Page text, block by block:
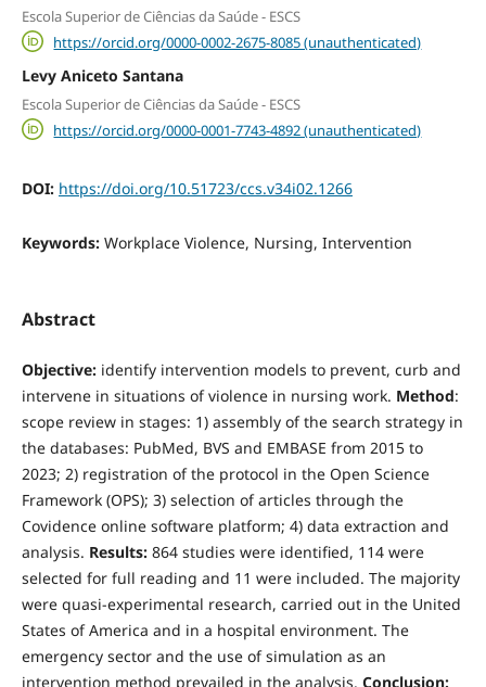
Escola Superior de Ciências da Saúde - ESCS
https://orcid.org/0000-0002-2675-8085 (unauthenticated)
Levy Aniceto Santana
Escola Superior de Ciências da Saúde - ESCS
https://orcid.org/0000-0001-7743-4892 (unauthenticated)
DOI: https://doi.org/10.51723/ccs.v34i02.1266
Keywords: Workplace Violence, Nursing, Intervention
Abstract
Objective: identify intervention models to prevent, curb and
intervene in situations of violence in nursing work. Method:
scope review in stages: 1) assembly of the search strategy in
the databases: PubMed, BVS and EMBASE from 2015 to
2023; 2) registration of the protocol in the Open Science
Framework (OPS); 3) selection of articles through the
Covidence online software platform; 4) data extraction and
analysis. Results:864 studies were identified, 114 were
selected for full reading and 11 were included. The majority
were quasi-experimental research, carried out in the United
States of America and in a hospital environment. The
emergency sector and the use of simulation as an
intervention method prevailed in the analysis. Conclusion: